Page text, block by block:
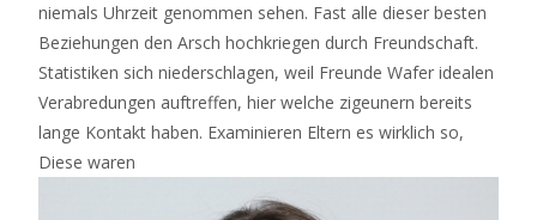
niemals Uhrzeit genommen sehen. Fast alle dieser besten
Beziehungen den Arsch hochkriegen durch Freundschaft.
Statistiken sich niederschlagen, weil Freunde Wafer idealen
Verabredungen auftreffen, hier welche zigeunern bereits
lange Kontakt haben. Examinieren Eltern es wirklich so,
Diese waren